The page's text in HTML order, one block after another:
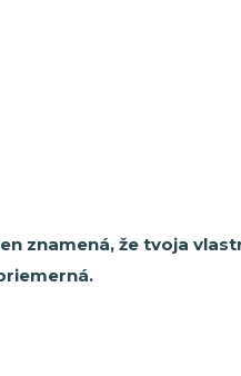
znamená, že tvoja